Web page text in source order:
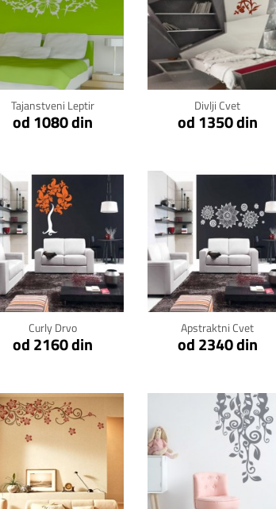
Tajanstveni Leptir
od 1080 din
Klikni za detalje
Divlji Cvet
od 1350 din
Klikni za detalje
Curly Drvo
od 2160 din
Klikni za detalje
Apstraktni Cvet
od 2340 din
Klikni za detalje
Klikni za detalje Klikni za detalje